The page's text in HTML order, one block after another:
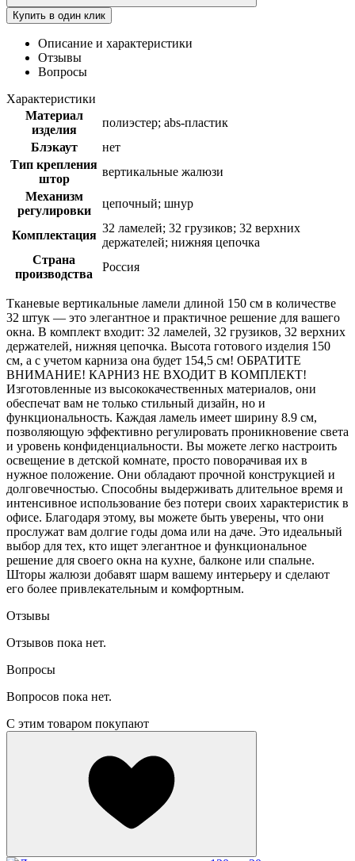
Купить в один клик
Описание и характеристики
Отзывы
Вопросы
Характеристики
Материал
изделия
полиэстер; abs-пластик
Блэкаут
нет
Тип крепления
штор
вертикальные жалюзи
Механизм
регулировки
цепочный; шнур
Комплектация
32 ламелей; 32 грузиков; 32 верхних
держателей; нижняя цепочка
Страна
производства
Россия
Тканевые вертикальные ламели длиной 150 см в количестве
32 штук — это элегантное и практичное решение для вашего
окна. В комплект входит: 32 ламелей, 32 грузиков, 32 верхних
держателей, нижняя цепочка. Высота готового изделия 150
см, а с учетом карниза она будет 154,5 см! ОБРАТИТЕ
ВНИМАНИЕ! КАРНИЗ НЕ ВХОДИТ В КОМПЛЕКТ!
Изготовленные из высококачественных материалов, они
обеспечат вам не только стильный дизайн, но и
функциональность. Каждая ламель имеет ширину 8.9 см,
позволяющую эффективно регулировать проникновение света
и уровень конфиденциальности. Вы можете легко настроить
освещение в детской комнате, просто поворачивая их в
нужное положение. Они обладают прочной конструкцией и
долговечностью. Способны выдерживать длительное время и
интенсивное использование без потери своих характеристик в
офисе. Благодаря этому, вы можете быть уверены, что они
прослужат вам долгие годы дома или на даче. Это идеальный
выбор для тех, кто ищет элегантное и функциональное
решение для своего окна на кухне, балконе или спальне.
Шторы жалюзи добавят шарм вашему интерьеру и сделают
его более привлекательным и комфортным.
Отзывы
Отзывов пока нет.
Вопросы
Вопросов пока нет.
С этим товаром покупают